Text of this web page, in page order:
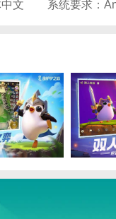
板块，分别是:黑铁
狂傲主、最强王，
位。
300-700的玩家会晋
会晋升到最强王者的
修改器最新交易代码
文
系统要求：